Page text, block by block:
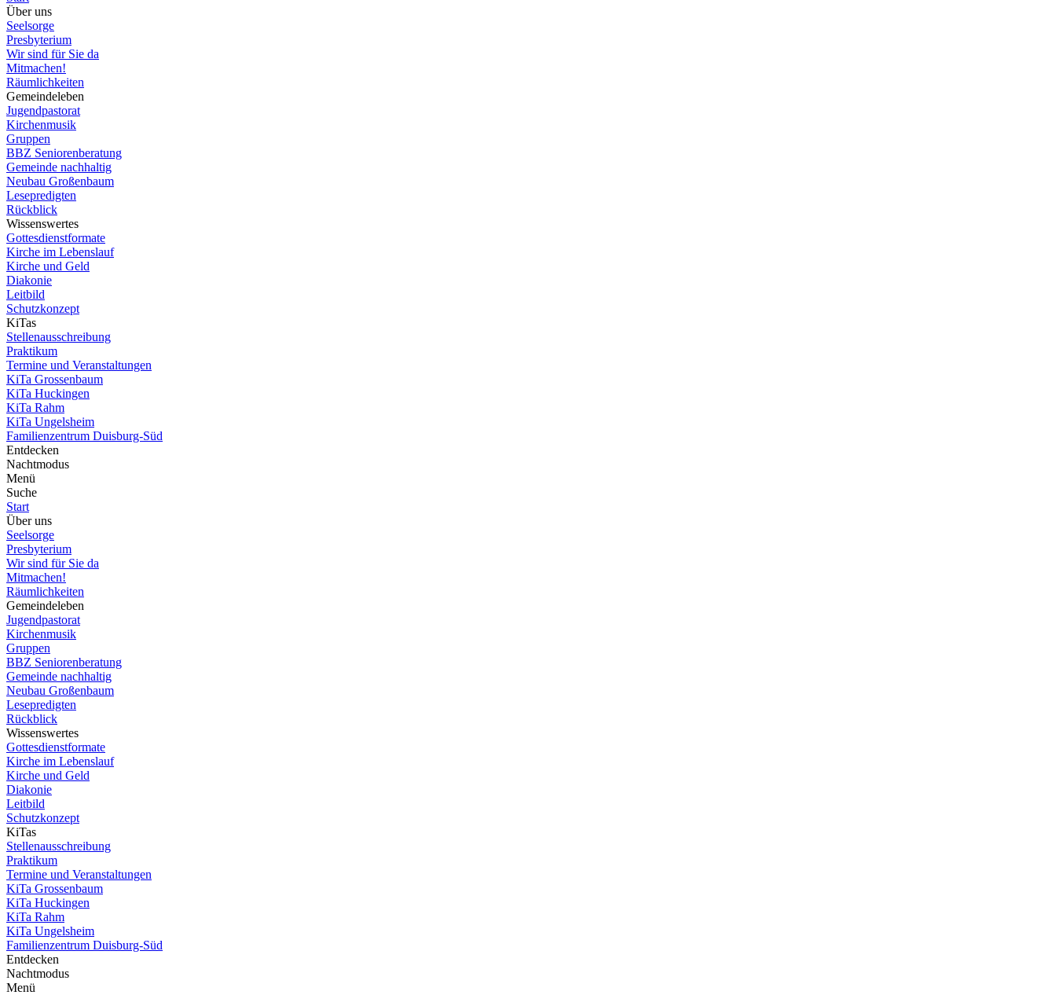
Über uns
Seelsorge
Presbyterium
Wir sind für Sie da
Mitmachen!
Räumlichkeiten
Gemeindeleben
Jugendpastorat
Kirchenmusik
Gruppen
BBZ Seniorenberatung
Gemeinde nachhaltig
Neubau Großenbaum
Lesepredigten
Rückblick
Wissenswertes
Gottesdienstformate
Kirche im Lebenslauf
Kirche und Geld
Diakonie
Leitbild
Schutzkonzept
KiTas
Stellenausschreibung
Praktikum
Termine und Veranstaltungen
KiTa Grossenbaum
KiTa Huckingen
KiTa Rahm
KiTa Ungelsheim
Familienzentrum Duisburg-Süd
Entdecken
Nachtmodus
Menü
Suche
Start
Über uns
Seelsorge
Presbyterium
Wir sind für Sie da
Mitmachen!
Räumlichkeiten
Gemeindeleben
Jugendpastorat
Kirchenmusik
Gruppen
BBZ Seniorenberatung
Gemeinde nachhaltig
Neubau Großenbaum
Lesepredigten
Rückblick
Wissenswertes
Gottesdienstformate
Kirche im Lebenslauf
Kirche und Geld
Diakonie
Leitbild
Schutzkonzept
KiTas
Stellenausschreibung
Praktikum
Termine und Veranstaltungen
KiTa Grossenbaum
KiTa Huckingen
KiTa Rahm
KiTa Ungelsheim
Familienzentrum Duisburg-Süd
Entdecken
Nachtmodus
Menü